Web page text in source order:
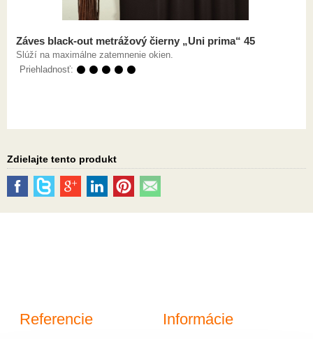
Záves black-out metrážový čierny „Uni prima“ 45
Slúží na maximálne zatemnenie okien.
Priehladnosť: ⚫ ⚫ ⚫ ⚫ ⚫
Zdielajte tento produkt
Referencie Informácie